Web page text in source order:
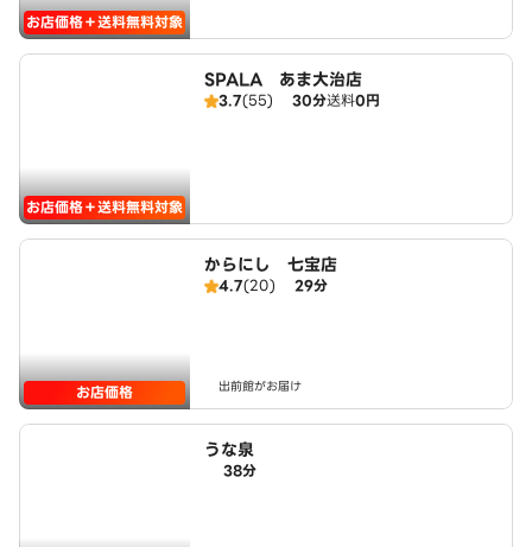
お店価格＋送料無料対象
お店価格＋送料無料対象
SPALA あま大治店
3.7(55) 30分送料0円
お店価格
からにし 七宝店
4.7(20) 29分
出前館がお届け
うな泉
38分